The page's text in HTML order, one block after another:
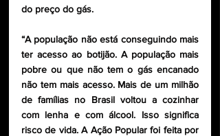
do preço do gás.
“A população não está conseguindo mais
ter acesso ao botijão. A população mais
pobre ou que não tem o gás encanado
não tem mais acesso. Mais de um milhão
de famílias no Brasil voltou a cozinhar
com lenha e com álcool. Isso significa
risco de vida. A Ação Popular foi feita por